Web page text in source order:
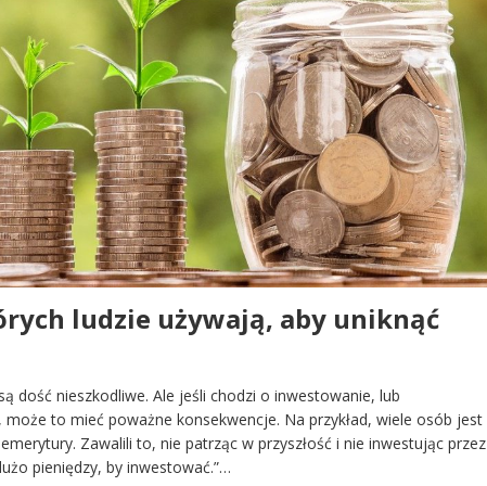
ludzie używają, aby uniknąć
dość nieszkodliwe. Ale jeśli chodzi o inwestowanie, lub
to mieć poważne konsekwencje. Na przykład, wiele osób jest
Zawalili to, nie patrząc w przyszłość i nie inwestując przez
pieniędzy, by inwestować.”…